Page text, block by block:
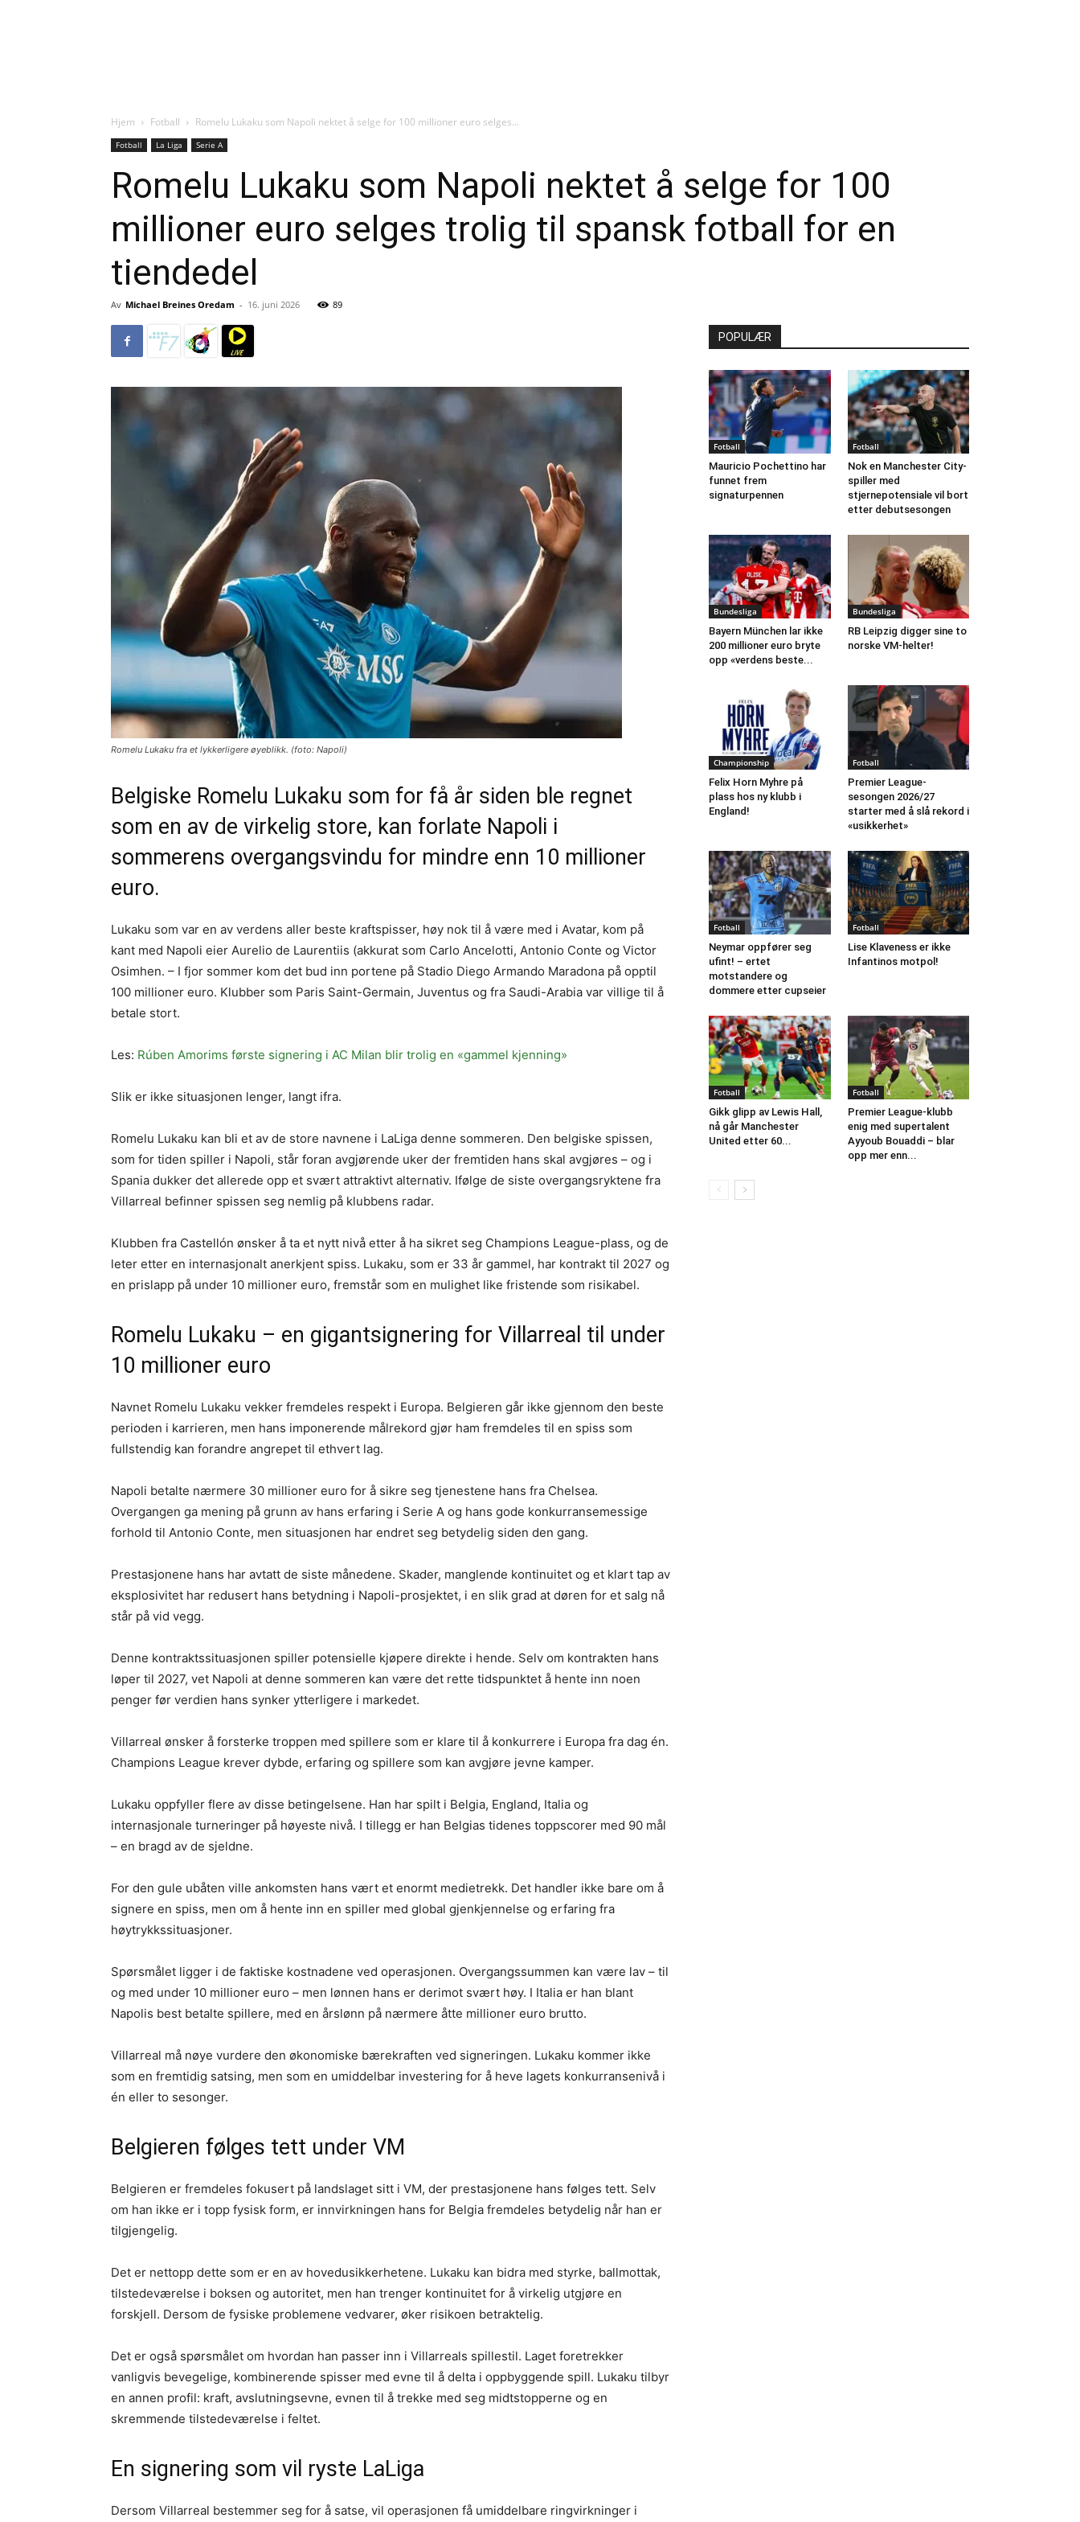
Hjem Fotball Romelu Lukaku som Napoli nektet å selge for 100 millioner euro selges...
Fotball La Liga Serie A
Romelu Lukaku som Napoli nektet å selge for 100
millioner euro selges trolig til spansk fotball for en
tiendedel
Av Michael Breines Oredam - 16. juni 2026 89
Romelu Lukaku fra et lykkerligere øyeblikk. (foto: Napoli)
Belgiske Romelu Lukaku som for få år siden ble regnet
som en av de virkelig store, kan forlate Napoli i
sommerens overgangsvindu for mindre enn 10 millioner
euro.
Lukaku som var en av verdens aller beste kraftspisser, høy nok til å være med i Avatar, kom på
kant med Napoli eier Aurelio de Laurentiis (akkurat som Carlo Ancelotti, Antonio Conte og Victor
Osimhen. – I fjor sommer kom det bud inn portene på Stadio Diego Armando Maradona på opptil
100 millioner euro. Klubber som Paris Saint-Germain, Juventus og fra Saudi-Arabia var villige til å
betale stort.
Les: Rúben Amorims første signering i AC Milan blir trolig en «gammel kjenning»
Slik er ikke situasjonen lenger, langt ifra.
Romelu Lukaku kan bli et av de store navnene i LaLiga denne sommeren. Den belgiske spissen,
som for tiden spiller i Napoli, står foran avgjørende uker der fremtiden hans skal avgjøres – og i
Spania dukker det allerede opp et svært attraktivt alternativ. Ifølge de siste overgangsryktene fra
Villarreal befinner spissen seg nemlig på klubbens radar.
Klubben fra Castellón ønsker å ta et nytt nivå etter å ha sikret seg Champions League-plass, og de
leter etter en internasjonalt anerkjent spiss. Lukaku, som er 33 år gammel, har kontrakt til 2027 og
en prislapp på under 10 millioner euro, fremstår som en mulighet like fristende som risikabel.
Romelu Lukaku – en gigantsignering for Villarreal til under
10 millioner euro
Navnet Romelu Lukaku vekker fremdeles respekt i Europa. Belgieren går ikke gjennom den beste
perioden i karrieren, men hans imponerende målrekord gjør ham fremdeles til en spiss som
fullstendig kan forandre angrepet til ethvert lag.
Napoli betalte nærmere 30 millioner euro for å sikre seg tjenestene hans fra Chelsea.
Overgangen ga mening på grunn av hans erfaring i Serie A og hans gode konkurransemessige
forhold til Antonio Conte, men situasjonen har endret seg betydelig siden den gang.
Prestasjonene hans har avtatt de siste månedene. Skader, manglende kontinuitet og et klart tap av
eksplosivitet har redusert hans betydning i Napoli-prosjektet, i en slik grad at døren for et salg nå
står på vid vegg.
Denne kontraktssituasjonen spiller potensielle kjøpere direkte i hende. Selv om kontrakten hans
løper til 2027, vet Napoli at denne sommeren kan være det rette tidspunktet å hente inn noen
penger før verdien hans synker ytterligere i markedet.
Villarreal ønsker å forsterke troppen med spillere som er klare til å konkurrere i Europa fra dag én.
Champions League krever dybde, erfaring og spillere som kan avgjøre jevne kamper.
Lukaku oppfyller flere av disse betingelsene. Han har spilt i Belgia, England, Italia og
internasjonale turneringer på høyeste nivå. I tillegg er han Belgias tidenes toppscorer med 90 mål
– en bragd av de sjeldne.
For den gule ubåten ville ankomsten hans vært et enormt medietrekk. Det handler ikke bare om å
signere en spiss, men om å hente inn en spiller med global gjenkjennelse og erfaring fra
høytrykkssituasjoner.
Spørsmålet ligger i de faktiske kostnadene ved operasjonen. Overgangssummen kan være lav – til
og med under 10 millioner euro – men lønnen hans er derimot svært høy. I Italia er han blant
Napolis best betalte spillere, med en årslønn på nærmere åtte millioner euro brutto.
Villarreal må nøye vurdere den økonomiske bærekraften ved signeringen. Lukaku kommer ikke
som en fremtidig satsing, men som en umiddelbar investering for å heve lagets konkurransenivå i
én eller to sesonger.
Belgieren følges tett under VM
Belgieren er fremdeles fokusert på landslaget sitt i VM, der prestasjonene hans følges tett. Selv
om han ikke er i topp fysisk form, er innvirkningen hans for Belgia fremdeles betydelig når han er
tilgjengelig.
Det er nettopp dette som er en av hovedusikkerhetene. Lukaku kan bidra med styrke, ballmottak,
tilstedeværelse i boksen og autoritet, men han trenger kontinuitet for å virkelig utgjøre en
forskjell. Dersom de fysiske problemene vedvarer, øker risikoen betraktelig.
Det er også spørsmålet om hvordan han passer inn i Villarreals spillestil. Laget foretrekker
vanligvis bevegelige, kombinerende spisser med evne til å delta i oppbyggende spill. Lukaku tilbyr
en annen profil: kraft, avslutningsevne, evnen til å trekke med seg midtstopperne og en
skremmende tilstedeværelse i feltet.
En signering som vil ryste LaLiga
Dersom Villarreal bestemmer seg for å satse, vil operasjonen få umiddelbare ringvirkninger i
POPULÆR
Fotball
Mauricio Pochettino har
funnet frem
signaturpennen
Fotball
Nok en Manchester City-
spiller med
stjernepotensiale vil bort
etter debutsesongen
Bundesliga
Bayern München lar ikke
200 millioner euro bryte
opp «verdens beste...
Bundesliga
RB Leipzig digger sine to
norske VM-helter!
Championship
Felix Horn Myhre på
plass hos ny klubb i
England!
Fotball
Premier League-
sesongen 2026/27
starter med å slå rekord i
«usikkerhet»
Fotball
Neymar oppfører seg
ufint! – ertet
motstandere og
dommere etter cupseier
Fotball
Lise Klaveness er ikke
Infantinos motpol!
Fotball
Gikk glipp av Lewis Hall,
nå går Manchester
United etter 60...
Fotball
Premier League-klubb
enig med supertalent
Ayyoub Bouaddi – blar
opp mer enn...